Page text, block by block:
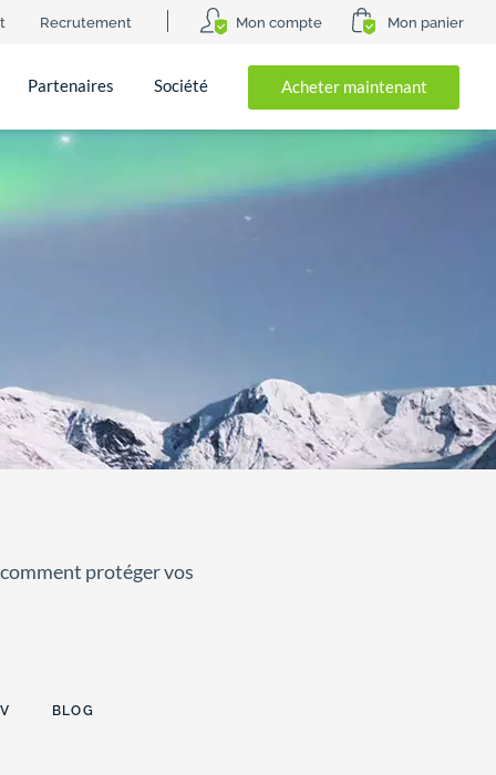
Recrutement Mon compte Mon panier
Partenaires Société Acheter maintenant
protéger vos
BLOG